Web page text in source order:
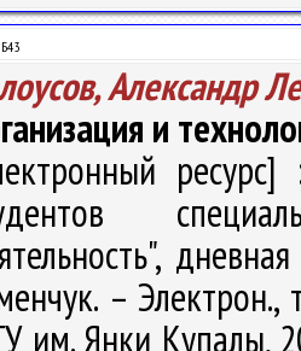
Александр
и
ресурс]
–
им. Янки Купалы,